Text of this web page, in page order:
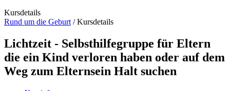
Kursdetails
Rund um die Geburt /Kursdetails
Lichtzeit - Selbsthilfegruppe für Eltern
die ein Kind verloren haben oder auf dem
Weg zum Elternsein Halt suchen